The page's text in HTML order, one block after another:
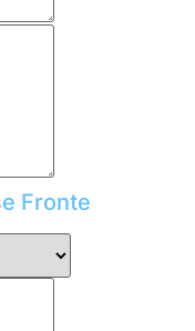
Fronte